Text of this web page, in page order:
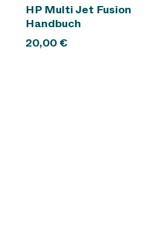
In den Warenkorb
HP Multi Jet Fusion
Handbuch
20,00€